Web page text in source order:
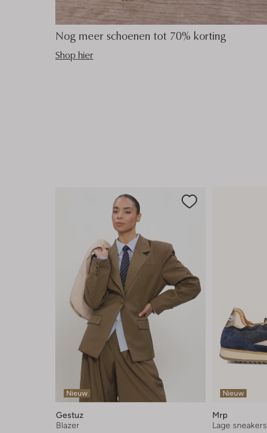
Nog meer schoenen tot 70% korting
Shop hier
Nieuw
Gestuz
Blazer
Nieuw
Mrp
Lage sneakers